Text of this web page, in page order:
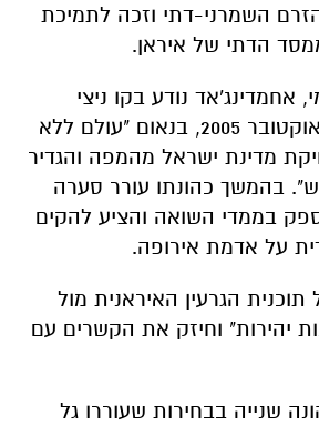
השמרני-דתי וזכה לתמיכת
הדתי של איראן.
אחמדינג'אד נודע בקו ניצי
ובלתי מתפשר. באוקטובר 2005, בנאום "עולם ללא
מדינת ישראל מהמפה והגדיר
בהמשך כהונתו עורר סערה
בממדי השואה והציע להקים
על אדמת אירופה.
תוכנית הגרעין האיראנית מול
יהירות" וחיזק את הקשרים עם
לכהונה שנייה בבחירות שעוררו גל